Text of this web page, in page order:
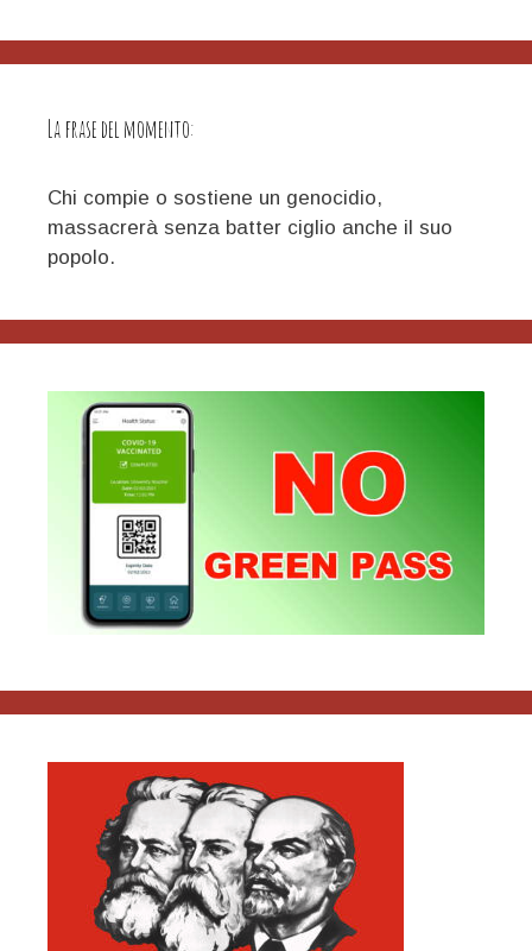
La frase del momento:
Chi compie o sostiene un genocidio,
massacrerà senza batter ciglio anche il suo
popolo.